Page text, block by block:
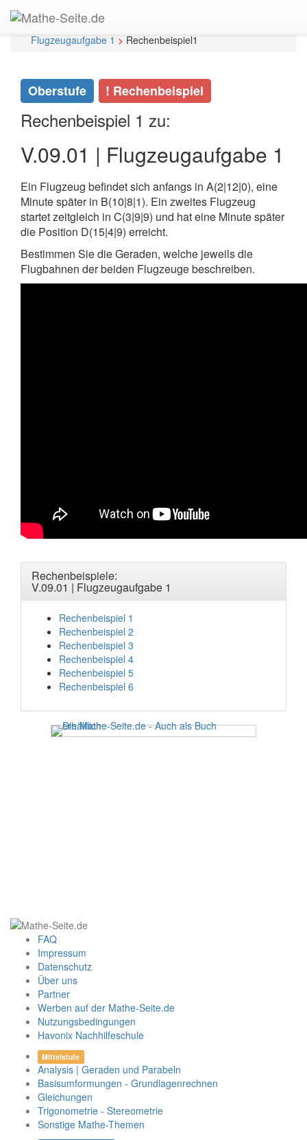
Start Oberstufe
Geometrie > V.09 | Anwendungen
Flugzeugaufgabe 1 > Rechenbeispiel1
Oberstufe ! Rechenbeispiel
Rechenbeispiel 1 zu:
V.09.01 | Flugzeugaufgabe 1
Ein Flugzeug befindet sich anfangs in A(2|12|0), eine
Minute später in B(10|8|1). Ein zweites Flugzeug
startet zeitgleich in C(3|9|9) und hat eine Minute später
die Position D(15|4|9) erreicht.
Bestimmen Sie die Geraden, welche jeweils die
Flugbahnen der beiden Flugzeuge beschreiben.
Rechenbeispiele:
V.09.01 | Flugzeugaufgabe 1
Rechenbeispiel 1
Rechenbeispiel 2
Rechenbeispiel 3
Rechenbeispiel 4
Rechenbeispiel 5
Rechenbeispiel 6
FAQ
Impressum
Datenschutz
Über uns
Partner
Werben auf der Mathe-Seite.de
Nutzungsbedingungen
Havonix Nachhilfeschule
Mittelstufe
Analysis | Geraden und Parabeln
Basisumformungen - Grundlagenrechnen
Gleichungen
Trigonometrie - Stereometrie
Sonstige Mathe-Themen